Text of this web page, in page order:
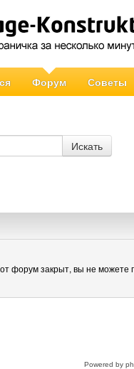
Форум Советы
Искать
форум закрыт, вы не можете
Powered by